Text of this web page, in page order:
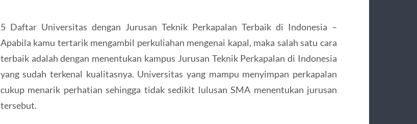
5 Daftar Universitas dengan Jurusan Teknik Perkapalan Terbaik di Indonesia –
Apabila kamu tertarik mengambil perkuliahan mengenai kapal, maka salah satu cara
terbaik adalah dengan menentukan kampus Jurusan Teknik Perkapalan di Indonesia
yang sudah terkenal kualitasnya. Universitas yang mampu menyimpan perkapalan
cukup menarik perhatian sehingga tidak sedikit lulusan SMA menentukan jurusan
tersebut.